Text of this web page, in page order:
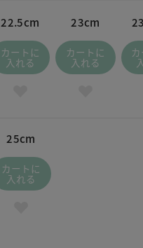
22.5cm
カートに
入れる
23cm
カートに
入れる
25cm
カートに
入れる